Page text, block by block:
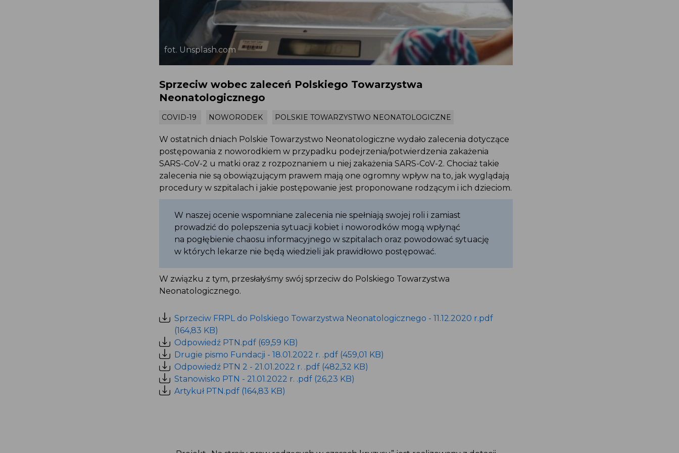
fot. Unsplash.com
Sprzeciw wobec zaleceń Polskiego Towarzystwa
Neonatologicznego
COVID-19 NOWORODEK POLSKIE TOWARZYSTWO NEONATOLOGICZNE
W ostatnich dniach Polskie Towarzystwo Neonatologiczne wydało zalecenia dotyczące
postępowania z noworodkiem w przypadku podejrzenia/potwierdzenia zakażenia
SARS-CoV-2 u matki oraz z rozpoznaniem u niej zakażenia SARS-CoV-2. Chociaż takie
zalecenia nie są obowiązującym prawem mają one ogromny wpływ na to, jak wyglądają
procedury w szpitalach i jakie postępowanie jest proponowane rodzącym i ich dzieciom.
W naszej ocenie wspomniane zalecenia nie spełniają swojej roli i zamiast
prowadzić do polepszenia sytuacji kobiet i noworodków mogą wpłynąć
na pogłębienie chaosu informacyjnego w szpitalach oraz powodować sytuację
w których lekarze nie będą wiedzieli jak prawidłowo postępować.
W związku z tym, przesłałyśmy swój sprzeciw do Polskiego Towarzystwa
Neonatologicznego.
Sprzeciw FRPL do Polskiego Towarzystwa Neonatologicznego - 11.12.2020 r.pdf
(164,83 KB)
Odpowiedź PTN.pdf (69,59 KB)
Drugie pismo Fundacji - 18.01.2022 r. .pdf (459,01 KB)
Odpowiedź PTN 2 - 21.01.2022 r. .pdf (482,32 KB)
Stanowisko PTN - 21.01.2022 r. .pdf (26,23 KB)
Artykuł PTN.pdf (164,83 KB)